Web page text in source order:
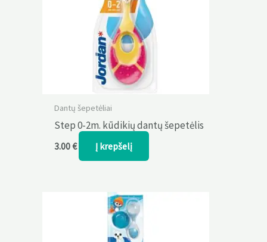
Dantų šepetėliai
Step 0-2m. kūdikių dantų šepetėlis
3.00€ Į krepšelį